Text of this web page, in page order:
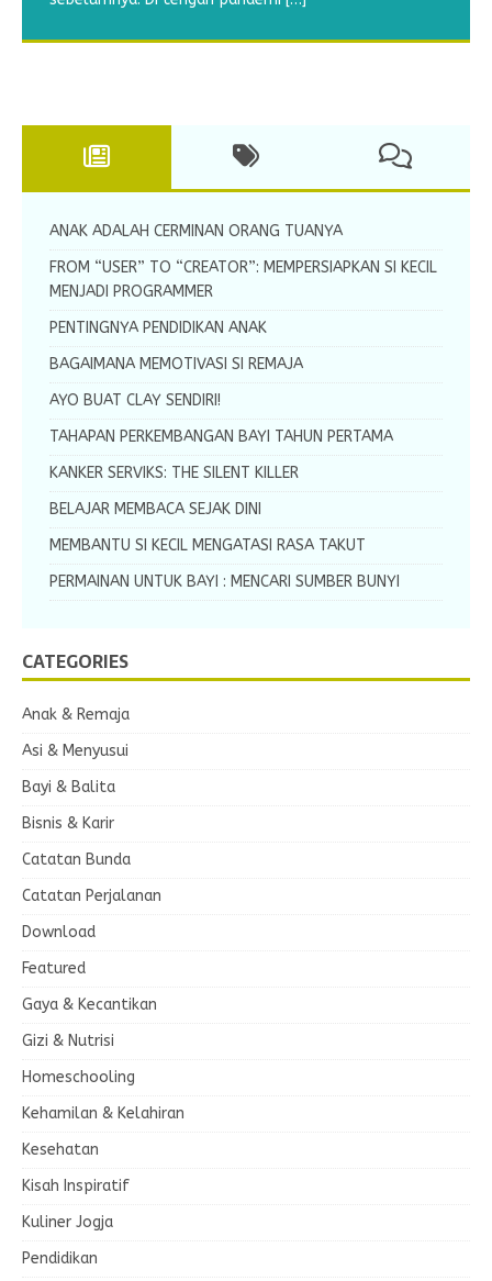
panjang ya? Tentunya putra-putri kita perlu kegiatan
yang bermanfaat dalam mengisi[…]
untuk ikut berpuasa tahun ini? Apa saja yang sudah
Ayah dan[…]
menebalkan garis putus-putus untuk
menghubungkan gambar. Worksheet menebalkan
menulis huruf tegak bersambung yang selanjutnya
yaitu huruf N. Worksheet menulis[…]
ANAK ADALAH CERMINAN ORANG TUANYA
FROM “USER” TO “CREATOR”: MEMPERSIAPKAN SI KECIL
MENJADI PROGRAMMER
PENTINGNYA PENDIDIKAN ANAK
BAGAIMANA MEMOTIVASI SI REMAJA
AYO BUAT CLAY SENDIRI!
TAHAPAN PERKEMBANGAN BAYI TAHUN PERTAMA
KANKER SERVIKS: THE SILENT KILLER
BELAJAR MEMBACA SEJAK DINI
MEMBANTU SI KECIL MENGATASI RASA TAKUT
PERMAINAN UNTUK BAYI : MENCARI SUMBER BUNYI
CATEGORIES
Anak & Remaja
Asi & Menyusui
Bayi & Balita
Bisnis & Karir
Catatan Bunda
Catatan Perjalanan
Download
Featured
Gaya & Kecantikan
Gizi & Nutrisi
Homeschooling
Kehamilan & Kelahiran
Kesehatan
Kisah Inspiratif
Kuliner Jogja
Pendidikan